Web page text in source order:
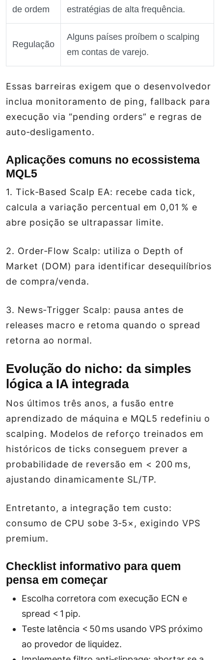
de ordem
estratégias de alta frequência.
Regulação
Alguns países proíbem o scalping
em contas de varejo.
Essas barreiras exigem que o desenvolvedor
inclua monitoramento de ping, fallback para
execução via “pending orders” e regras de
auto‑desligamento.
Aplicações comuns no ecossistema
MQL5
1. Tick‑Based Scalp EA: recebe cada tick,
calcula a variação percentual em 0,01 % e
abre posição se ultrapassar limite.
2. Order‑Flow Scalp: utiliza o Depth of
Market (DOM) para identificar desequilíbrios
de compra/venda.
3. News‑Trigger Scalp: pausa antes de
releases macro e retoma quando o spread
retorna ao normal.
Evolução do nicho: da simples
lógica a IA integrada
Nos últimos três anos, a fusão entre
aprendizado de máquina e MQL5 redefiniu o
scalping. Modelos de reforço treinados em
históricos de ticks conseguem prever a
probabilidade de reversão em < 200 ms,
ajustando dinamicamente SL/TP.
Entretanto, a integração tem custo:
consumo de CPU sobe 3‑5×, exigindo VPS
premium.
Checklist informativo para quem
pensa em começar
Escolha corretora com execução ECN e
spread < 1 pip.
Teste latência < 50 ms usando VPS próximo
ao provedor de liquidez.